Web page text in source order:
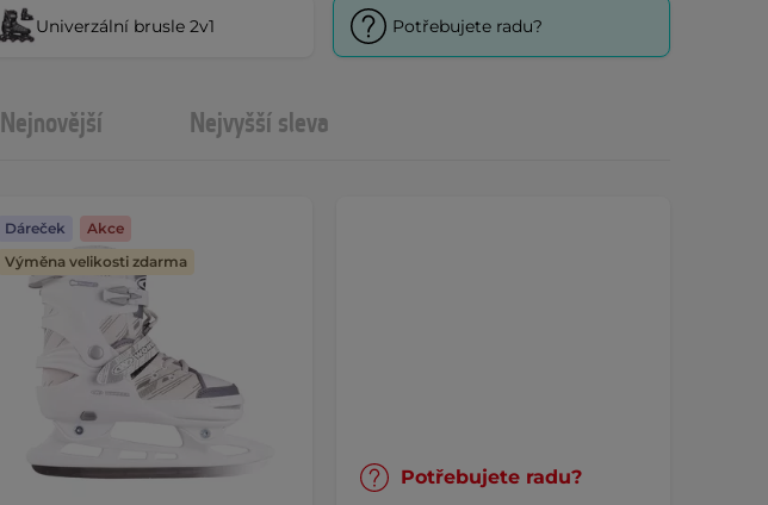
Univerzální brusle 2v1 Potřebujete radu?
Nejnovější Nejvyšší sleva
Dáreček
Akce
Výměna velikosti zdarma
Potřebujete radu?